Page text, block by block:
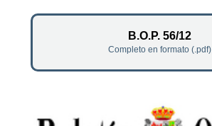
B.O.P. 56/12
Completo en formato (.pdf)